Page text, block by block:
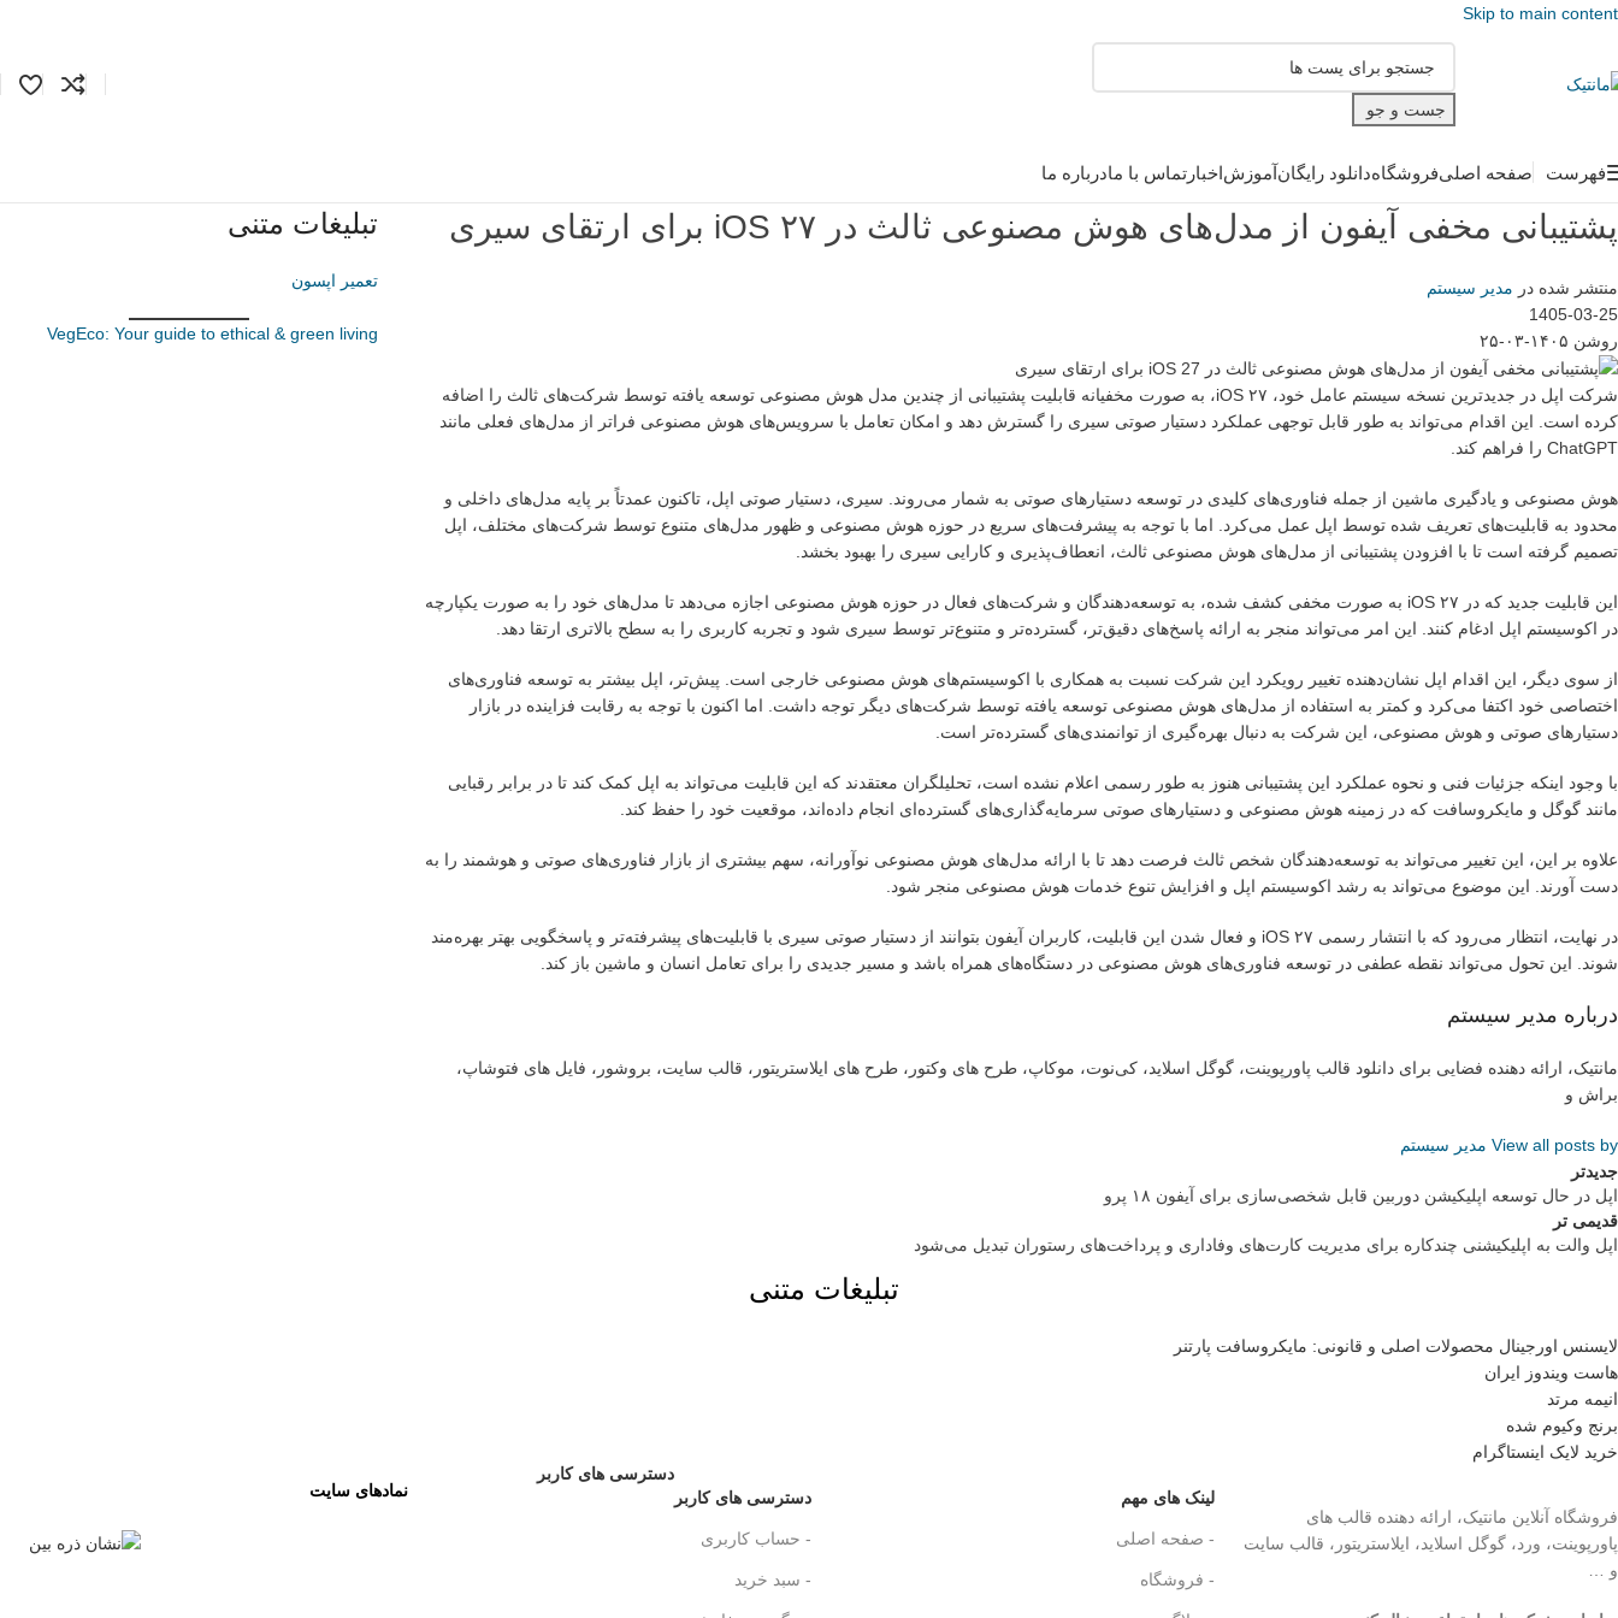
Skip to main content
جست و جو
فهرست صفحه اصلیفروشگاهدانلود رایگانآموزشاخبار تماس با مادرباره ما
پشتیبانی مخفی آیفون از مدل‌های هوش مصنوعی ثالث در iOS ۲۷ برای ارتقای سیری
منتشر شده در مدیر سیستم
1405-03-25
روشن ۱۴۰۵-۰۳-۲۵
شرکت اپل در جدیدترین نسخه سیستم عامل خود، iOS ۲۷، به صورت مخفیانه قابلیت پشتیبانی از چندین مدل هوش مصنوعی توسعه یافته توسط شرکت‌های ثالث را اضافه
کرده است. این اقدام می‌تواند به طور قابل توجهی عملکرد دستیار صوتی سیری را گسترش دهد و امکان تعامل با سرویس‌های هوش مصنوعی فراتر از مدل‌های فعلی مانند
ChatGPT را فراهم کند.
هوش مصنوعی و یادگیری ماشین از جمله فناوری‌های کلیدی در توسعه دستیارهای صوتی به شمار می‌روند. سیری، دستیار صوتی اپل، تاکنون عمدتاً بر پایه مدل‌های داخلی و
محدود به قابلیت‌های تعریف شده توسط اپل عمل می‌کرد. اما با توجه به پیشرفت‌های سریع در حوزه هوش مصنوعی و ظهور مدل‌های متنوع توسط شرکت‌های مختلف، اپل
تصمیم گرفته است تا با افزودن پشتیبانی از مدل‌های هوش مصنوعی ثالث، انعطاف‌پذیری و کارایی سیری را بهبود بخشد.
این قابلیت جدید که در iOS ۲۷ به صورت مخفی کشف شده، به توسعه‌دهندگان و شرکت‌های فعال در حوزه هوش مصنوعی اجازه می‌دهد تا مدل‌های خود را به صورت یکپارچه
در اکوسیستم اپل ادغام کنند. این امر می‌تواند منجر به ارائه پاسخ‌های دقیق‌تر، گسترده‌تر و متنوع‌تر توسط سیری شود و تجربه کاربری را به سطح بالاتری ارتقا دهد.
از سوی دیگر، این اقدام اپل نشان‌دهنده تغییر رویکرد این شرکت نسبت به همکاری با اکوسیستم‌های هوش مصنوعی خارجی است. پیش‌تر، اپل بیشتر به توسعه فناوری‌های
اختصاصی خود اکتفا می‌کرد و کمتر به استفاده از مدل‌های هوش مصنوعی توسعه یافته توسط شرکت‌های دیگر توجه داشت. اما اکنون با توجه به رقابت فزاینده در بازار
دستیارهای صوتی و هوش مصنوعی، این شرکت به دنبال بهره‌گیری از توانمندی‌های گسترده‌تر است.
با وجود اینکه جزئیات فنی و نحوه عملکرد این پشتیبانی هنوز به طور رسمی اعلام نشده است، تحلیلگران معتقدند که این قابلیت می‌تواند به اپل کمک کند تا در برابر رقبایی
مانند گوگل و مایکروسافت که در زمینه هوش مصنوعی و دستیارهای صوتی سرمایه‌گذاری‌های گسترده‌ای انجام داده‌اند، موقعیت خود را حفظ کند.
علاوه بر این، این تغییر می‌تواند به توسعه‌دهندگان شخص ثالث فرصت دهد تا با ارائه مدل‌های هوش مصنوعی نوآورانه، سهم بیشتری از بازار فناوری‌های صوتی و هوشمند را به
دست آورند. این موضوع می‌تواند به رشد اکوسیستم اپل و افزایش تنوع خدمات هوش مصنوعی منجر شود.
در نهایت، انتظار می‌رود که با انتشار رسمی iOS ۲۷ و فعال شدن این قابلیت، کاربران آیفون بتوانند از دستیار صوتی سیری با قابلیت‌های پیشرفته‌تر و پاسخگویی بهتر بهره‌مند
شوند. این تحول می‌تواند نقطه عطفی در توسعه فناوری‌های هوش مصنوعی در دستگاه‌های همراه باشد و مسیر جدیدی را برای تعامل انسان و ماشین باز کند.
درباره مدیر سیستم
مانتیک، ارائه دهنده فضایی برای دانلود قالب پاورپوینت، گوگل اسلاید، کی‌نوت، موکاپ، طرح های وکتور، طرح های ایلاستریتور، قالب سایت، بروشور، فایل های فتوشاپ،
براش و
View all posts by مدیر سیستم
جدیدتر
اپل در حال توسعه اپلیکیشن دوربین قابل شخصی‌سازی برای آیفون ۱۸ پرو
قدیمی تر
اپل والت به اپلیکیشنی چندکاره برای مدیریت کارت‌های وفاداری و پرداخت‌های رستوران تبدیل می‌شود
تبلیغات متنی
تعمیر اپسون
VegEco: Your guide to ethical & green living
تبلیغات متنی
لایسنس اورجینال محصولات اصلی و قانونی: مایکروسافت پارتنر
هاست ویندوز ایران
انیمه مرتد
برنج وکیوم شده
خرید لایک اینستاگرام
فروشگاه آنلاین مانتیک، ارائه دهنده قالب های
پاورپوینت، ورد، گوگل اسلاید، ایلاستریتور، قالب سایت
و …
لینک های مهم
- صفحه اصلی
- فروشگاه
دسترسی های کاربر
دسترسی های کاربر
- حساب کاربری
- سبد خرید
نمادهای سایت